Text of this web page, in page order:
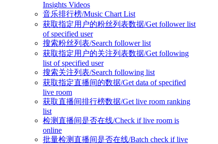
Insights Videos
音乐排行榜/Music Chart List
获取指定用户的粉丝列表数据/Get follower list
of specified user
搜索粉丝列表/Search follower list
获取指定用户的关注列表数据/Get following
list of specified user
搜索关注列表/Search following list
获取指定直播间的数据/Get data of specified
live room
获取直播间排行榜数据/Get live room ranking
list
检测直播间是否在线/Check if live room is
online
批量检测直播间是否在线/Batch check if live